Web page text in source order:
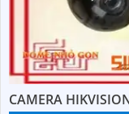
CAMERA